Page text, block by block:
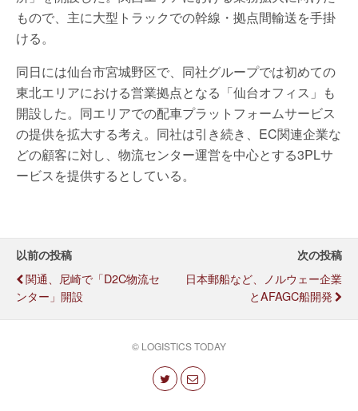
もので、主に大型トラックでの幹線・拠点間輸送を手掛
ける。
同日には仙台市宮城野区で、同社グループでは初めての
東北エリアにおける営業拠点となる「仙台オフィス」も
開設した。同エリアでの配車プラットフォームサービス
の提供を拡大する考え。同社は引き続き、EC関連企業な
どの顧客に対し、物流センター運営を中心とする3PLサ
ービスを提供するとしている。
以前の投稿
関通、尼崎で「D2C物流セ
ンター」開設
次の投稿
日本郵船など、ノルウェー企業
とAFAGC船開発
© LOGISTICS TODAY